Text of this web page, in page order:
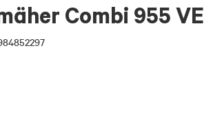
Combi 955 VE